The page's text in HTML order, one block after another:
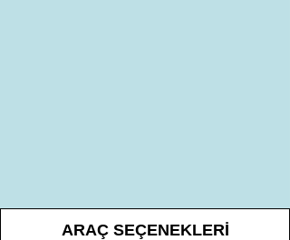
ARAÇ SEÇENEKLERİ